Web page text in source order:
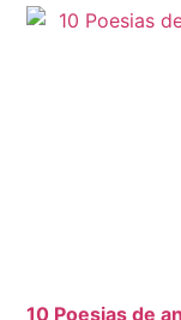
10 Poesias de